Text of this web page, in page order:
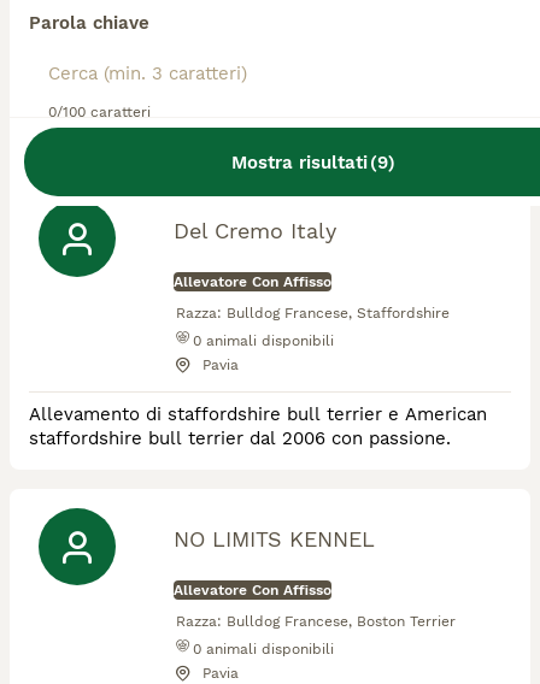
Parola chiave
0/100 caratteri
Mostra risultati(9)
Razza: Bulldog Francese
Lomello
Del Cremo Italy
Allevatore Con Affisso
Razza: Bulldog Francese, Staffordshire
0 animali disponibili
Pavia
Allevamento di staffordshire bull terrier e American
staffordshire bull terrier dal 2006 con passione.
NO LIMITS KENNEL
Allevatore Con Affisso
Razza: Bulldog Francese, Boston Terrier
0 animali disponibili
Pavia